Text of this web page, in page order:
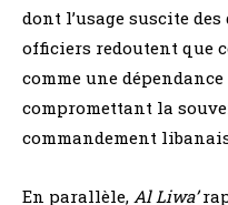
dont l’usage suscite
officiers redoutent que
comme une
compromettant la
commandement
En parallèle, Al Liwa’